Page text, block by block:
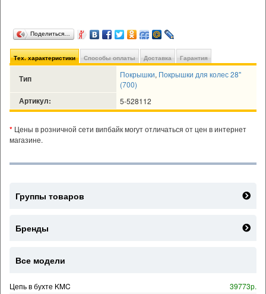
Поделиться…
Тех. характеристики Способы оплаты Доставка Гарантия
Тип Покрышки, Покрышки для колес 28"
(700)
Артикул: 5-528112
* Цены в розничной сети випбайк могут отличаться от цен в интернет
магазине.
Группы товаров
Бренды
Все модели
Цепь в бухте KMC
39773р.